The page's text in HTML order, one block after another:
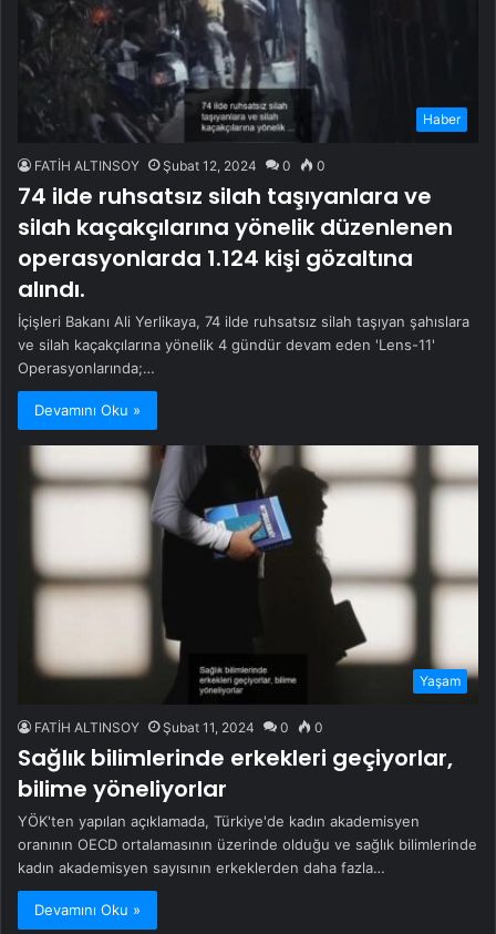
Haber
FATİH ALTINSOY Şubat 12, 2024 0 0
74 ilde ruhsatsız silah taşıyanlara ve
silah kaçakçılarına yönelik düzenlenen
operasyonlarda 1.124 kişi gözaltına
alındı.
İçişleri Bakanı Ali Yerlikaya, 74 ilde ruhsatsız silah taşıyan şahıslara
ve silah kaçakçılarına yönelik 4 gündür devam eden 'Lens-11'
Operasyonlarında;…
Devamını Oku »
Yaşam
FATİH ALTINSOY Şubat 11, 2024 0 0
Sağlık bilimlerinde erkekleri geçiyorlar,
bilime yöneliyorlar
YÖK'ten yapılan açıklamada, Türkiye'de kadın akademisyen
oranının OECD ortalamasının üzerinde olduğu ve sağlık bilimlerinde
kadın akademisyen sayısının erkeklerden daha fazla…
Devamını Oku »